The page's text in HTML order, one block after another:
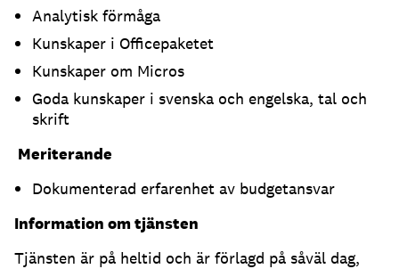
Analytisk förmåga
Kunskaper i Officepaketet
Kunskaper om Micros
Goda kunskaper i svenska och engelska, tal och
skrift
Meriterande
Dokumenterad erfarenhet av budgetansvar
Information om tjänsten
Tjänsten är på heltid och är förlagd på såväl dag,